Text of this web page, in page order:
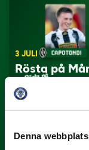
Denna
3 JULI
Rösta på
Yttrar gör…